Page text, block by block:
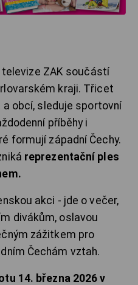
ZAK součástí
kraji. Třicet
obcí, sleduje sportovní
příběhy i
formují západní Čechy.
reprezentační ples
akci - jde o večer,
divákům, oslavou
zážitkem pro
Čechám vztah.
14. března 2026 v